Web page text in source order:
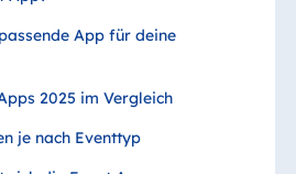
App für deine
2025 im Vergleich
je nach Eventtyp